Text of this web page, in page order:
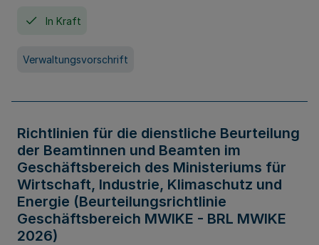
In Kraft
Verwaltungsvorschrift
Richtlinien für die dienstliche Beurteilung
der Beamtinnen und Beamten im
Geschäftsbereich des Ministeriums für
Wirtschaft, Industrie, Klimaschutz und
Energie (Beurteilungsrichtlinie
Geschäftsbereich MWIKE - BRL MWIKE
2026)